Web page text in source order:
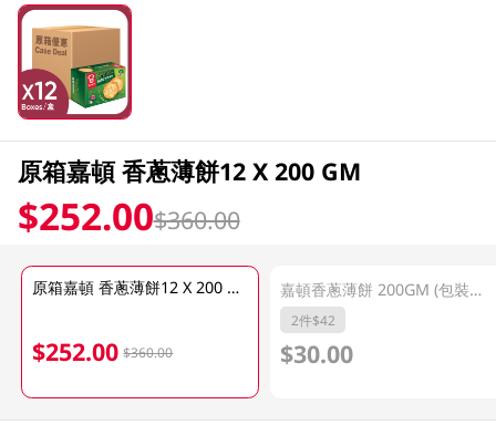
原箱嘉頓 香蔥薄餅12 X 200 GM
$252.00$360.00
原箱嘉頓 香蔥薄餅12 X 200 GM
$252.00 $360.00
嘉頓香蔥薄餅 200GM (包裝隨機發放)
2件$42
$30.00